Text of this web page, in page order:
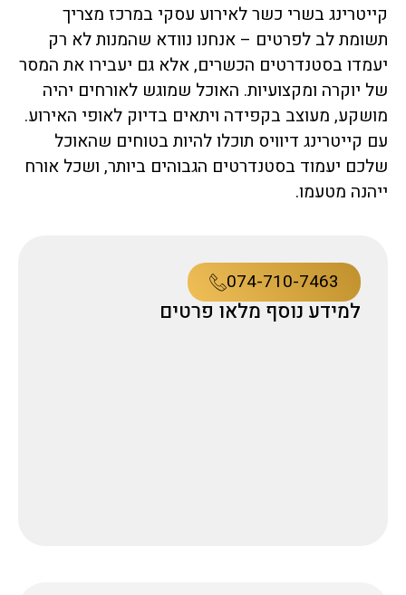
קייטרינג בשרי כשר לאירוע עסקי במרכז מצריך
תשומת לב לפרטים – אנחנו נוודא שהמנות לא רק
יעמדו בסטנדרטים הכשרים, אלא גם יעבירו את המסר
של יוקרה ומקצועיות. האוכל שמוגש לאורחים יהיה
מושקע, מעוצב בקפידה ויתאים בדיוק לאופי האירוע.
עם קייטרינג דיוויס תוכלו להיות בטוחים שהאוכל
שלכם יעמוד בסטנדרטים הגבוהים ביותר, ושכל אורח
ייהנה מטעמו.
074-710-7463
למידע נוסף מלאו פרטים